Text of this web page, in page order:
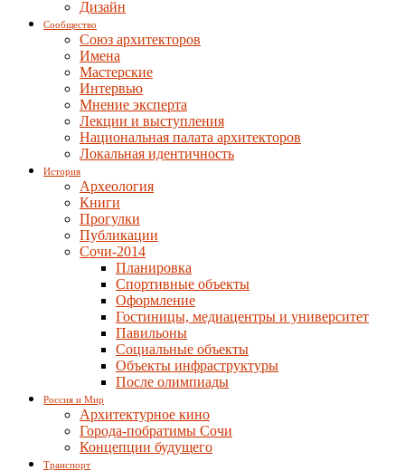
Дизайн
Сообщество
Союз архитекторов
Имена
Мастерские
Интервью
Мнение эксперта
Лекции и выступления
Национальная палата архитекторов
Локальная идентичность
История
Археология
Книги
Прогулки
Публикации
Сочи-2014
Планировка
Спортивные объекты
Оформление
Гостиницы, медиацентры и университет
Павильоны
Социальные объекты
Объекты инфраструктуры
После олимпиады
Россия и Мир
Архитектурное кино
Города-побратимы Сочи
Концепции будущего
Транспорт